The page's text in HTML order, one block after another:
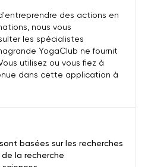
basées sur les recherches
la recherche
des actions en
nous vous
les spécialistes
YogaClub ne fournit
utilisez ou vous fiez à
dans cette application à